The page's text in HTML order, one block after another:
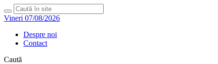
Vineri 07/08/2026
Despre noi
Contact
Caută